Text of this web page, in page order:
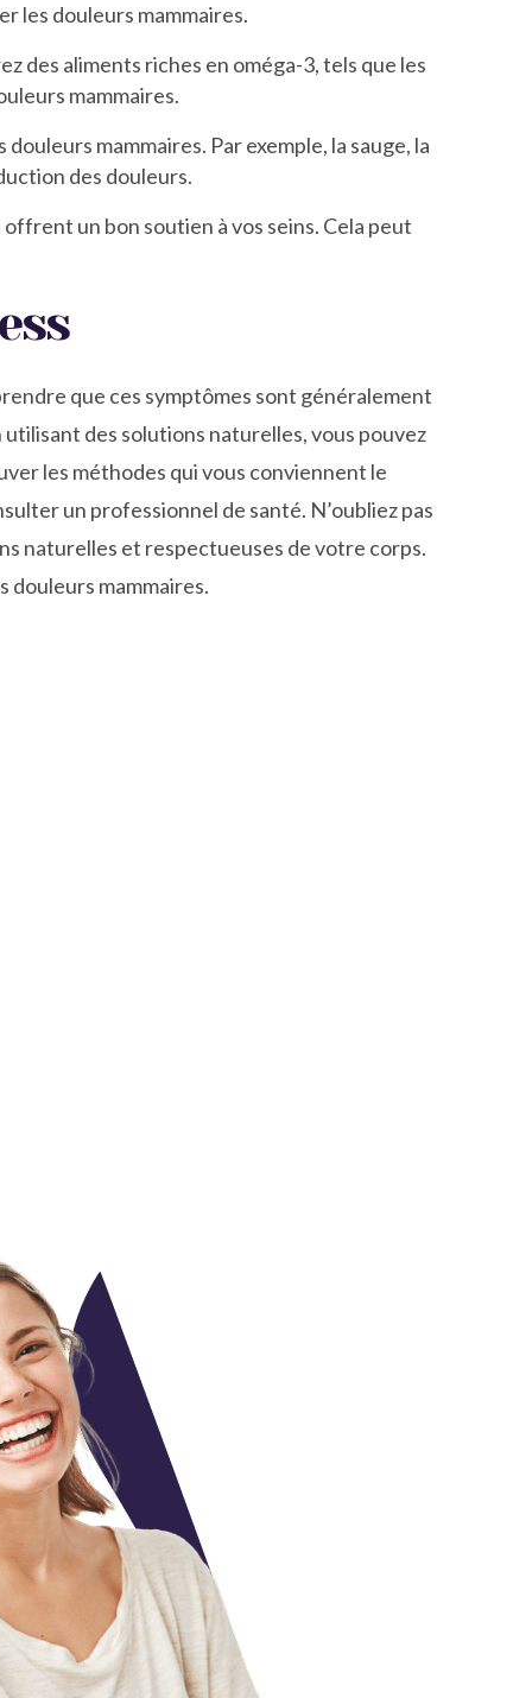
les douleurs mammaires.
des aliments riches en oméga-3, tels que les
mammaires.
mammaires. Par exemple, la sauge, la
des douleurs.
un bon soutien à vos seins. Cela peut
que ces symptômes sont généralement
des solutions naturelles, vous pouvez
les méthodes qui vous conviennent le
un professionnel de santé. N’oubliez pas
naturelles et respectueuses de votre corps.
douleurs mammaires.